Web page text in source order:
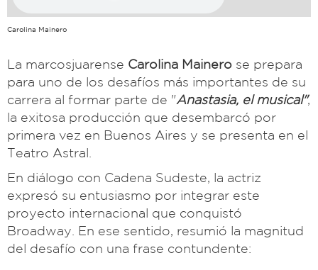
Carolina Mainero
La marcosjuarense Carolina Mainero se prepara
para uno de los desafíos más importantes de su
carrera al formar parte de "Anastasia, el musical",
la exitosa producción que desembarcó por
primera vez en Buenos Aires y se presenta en el
Teatro Astral.
En diálogo con Cadena Sudeste, la actriz
expresó su entusiasmo por integrar este
proyecto internacional que conquistó
Broadway. En ese sentido, resumió la magnitud
del desafío con una frase contundente: